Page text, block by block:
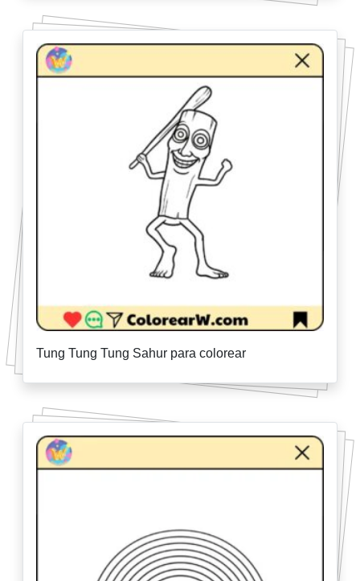
Tung Tung Tung Sahur para colorear